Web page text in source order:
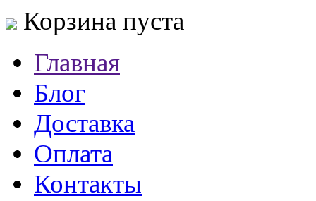
Корзина пуста
Главная
Блог
Доставка
Оплата
Контакты